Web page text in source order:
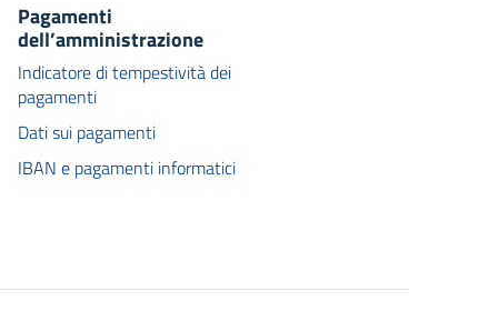
Pagamenti
dell’amministrazione
Indicatore di tempestività dei
pagamenti
Dati sui pagamenti
IBAN e pagamenti informatici